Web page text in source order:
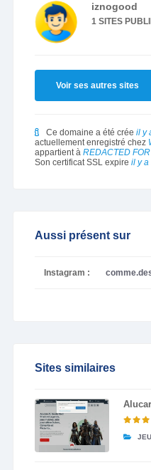
iznogood
1 SITES
Voir ses autres sites
Ce domaine a été crée il y
actuellement enregistré chez
appartient à REDACTED
Son certificat SSL expire il y a
Aussi présent sur
Instagram :
Sites similaires